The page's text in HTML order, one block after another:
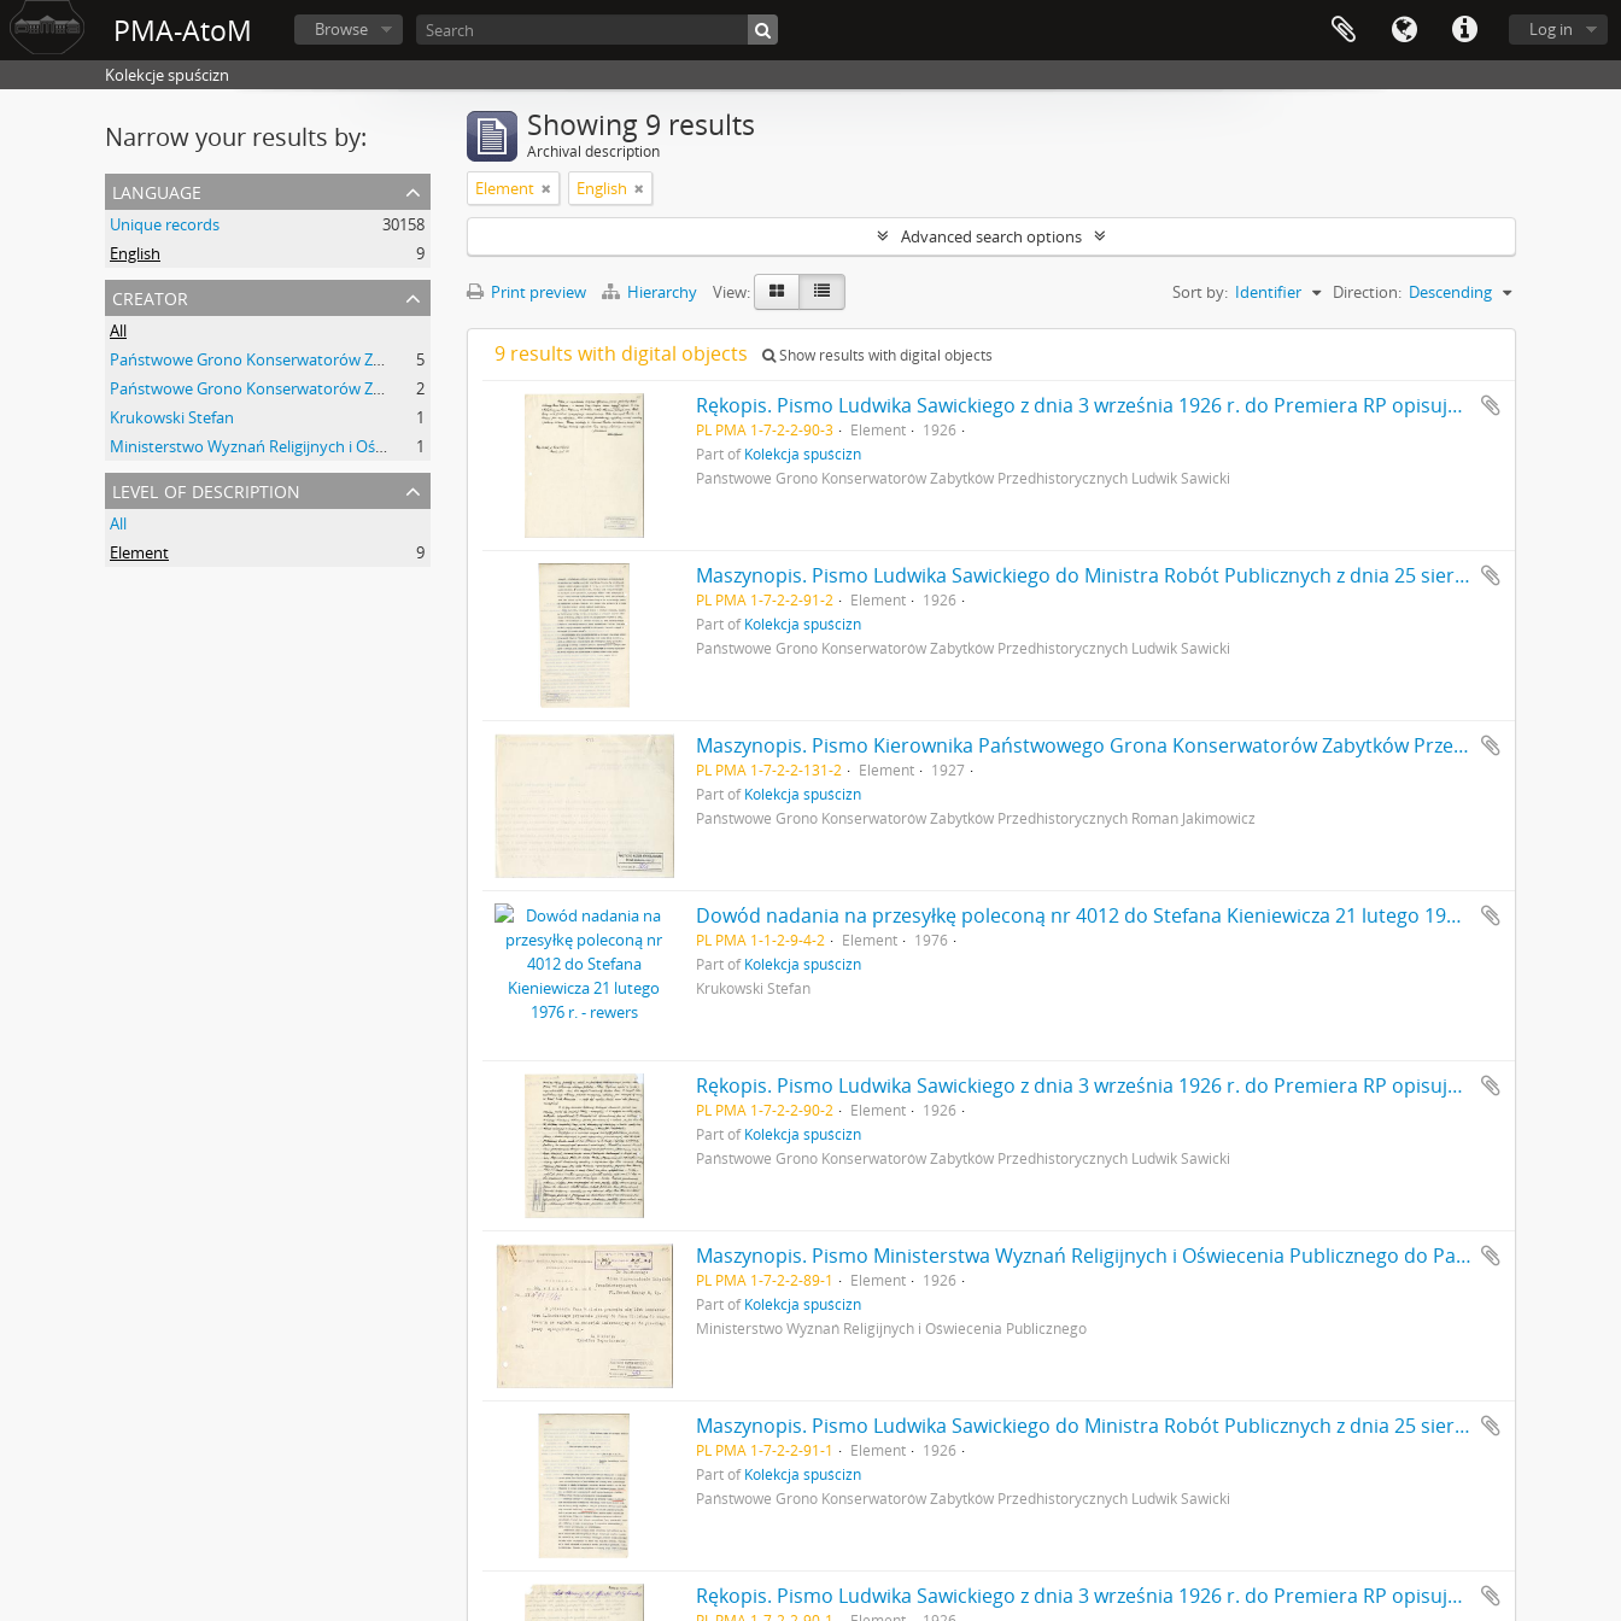
PMA-AtoM Log in
Browse
Kolekcje spuścizn
Narrow your results by:
language
Unique records
30158
English
9
creator
All
Państwowe Grono Konserwatorów Zabytków Przedhistorycznych Ludwik Sawicki
5
Państwowe Grono Konserwatorów Zabytków Przedhistorycznych Roman Jakimowicz
2
Krukowski Stefan
1
Ministerstwo Wyznań Religijnych i Oświecenia Publicznego
1
level of description
All
Element
9
Showing 9 results
Archival description
Element English
Advanced search options
Print preview Hierarchy View: Sort by: Identifier Direction: Descending
9 results with digital objects Show results with digital objects
Rękopis. Pismo Ludwika Sawickiego z dnia 3 września 1926 r. do Premiera RP opisujące rezultaty badań archeologicznych w Gródku pow. Równe. Pismo stanowi załącznik do pisma MWRiOP nr IVN9979/26 z dnia 22 września 1926 r. do PGKZP s. 3: cd. strona z pieczątką Działu Dokumentacji PMA
PL PMA 1-7-2-2-90-3 Element
1926
Part ofKolekcja spuścizn
Państwowe Grono Konserwatorów Zabytków Przedhistorycznych Ludwik Sawicki
Maszynopis. Pismo Ludwika Sawickiego do Ministra Robót Publicznych z dnia 25 sierpnia 1926 r. - podanie o dofinansowanie badań archeologicznych a także opisujące rezultaty dotychczasowych badań archeologicznych w Gródku pow. Równe s. 2: cd. strona z pieczątką Działu Dokumentacji PMA
PL PMA 1-7-2-2-91-2 Element
1926
Part ofKolekcja spuścizn
Państwowe Grono Konserwatorów Zabytków Przedhistorycznych Ludwik Sawicki
Maszynopis. Pismo Kierownika Państwowego Grona Konserwatorów Zabytków Przedhistorycznych nr 354-IX z dn. 20 kwietnia 1927 r. do Ministerstwa Wyznań Religijnych i Oświecenia Publicznego odsyłające do ministerstwa pisemny wniosek (nr kanc. pisma 280) konserwatora M. Drewko z dn. 20 kwietnia 1927 r. o zasiłek na badania wykopaliskowe w Gródku pow. Równe w 1927 r. s. 2: strona z pieczątką Działu Dokumentacji PMA
PL PMA 1-7-2-2-131-2 Element
1927
Part ofKolekcja spuścizn
Państwowe Grono Konserwatorów Zabytków Przedhistorycznych Roman Jakimowicz
Dowód nadania na przesyłkę poleconą nr 4012 do Stefana Kieniewicza 21 lutego 1976 r. - rewers
PL PMA 1-1-2-9-4-2 Element
1976
Part ofKolekcja spuścizn
Krukowski Stefan
Rękopis. Pismo Ludwika Sawickiego z dnia 3 września 1926 r. do Premiera RP opisujące rezultaty badań archeologicznych w Gródku pow. Równe. Pismo stanowi załącznik do pisma MWRiOP nr IVN9979/26 z dnia 22 września 1926 r. do PGKZP s. 2: cd. strona z pieczątką Działu Dokumentacji PMA
PL PMA 1-7-2-2-90-2 Element
1926
Part ofKolekcja spuścizn
Państwowe Grono Konserwatorów Zabytków Przedhistorycznych Ludwik Sawicki
Maszynopis. Pismo Ministerstwa Wyznań Religijnych i Oświecenia Publicznego do Państwowego Grona Konserwatorów Zabytków Przedhistorycznych nr IVN9979/26 z dnia 22 września 1926 r. odsyłające do wiadomości Grona list konserwatora L. Sawickiego z dn. 3 września 1926 r. opisujący rezultaty badań archeologicznych w Gródku pow. Równe s. 1: strona z pieczątką Działu Dokumentacji PMA
PL PMA 1-7-2-2-89-1 Element
1926
Part ofKolekcja spuścizn
Ministerstwo Wyznań Religijnych i Oświecenia Publicznego
Maszynopis. Pismo Ludwika Sawickiego do Ministra Robót Publicznych z dnia 25 sierpnia 1926 r. - podanie o dofinansowanie badań archeologicznych a także opisujące rezultaty dotychczasowych badań archeologicznych w Gródku pow. Równe s. 1
PL PMA 1-7-2-2-91-1 Element
1926
Part ofKolekcja spuścizn
Państwowe Grono Konserwatorów Zabytków Przedhistorycznych Ludwik Sawicki
Rękopis. Pismo Ludwika Sawickiego z dnia 3 września 1926 r. do Premiera RP opisujące rezultaty badań archeologicznych w Gródku pow. Równe. Pismo stanowi załącznik do pisma MWRiOP nr IVN9979/26 z dnia 22 września 1926 r. do PGKZP s. 1